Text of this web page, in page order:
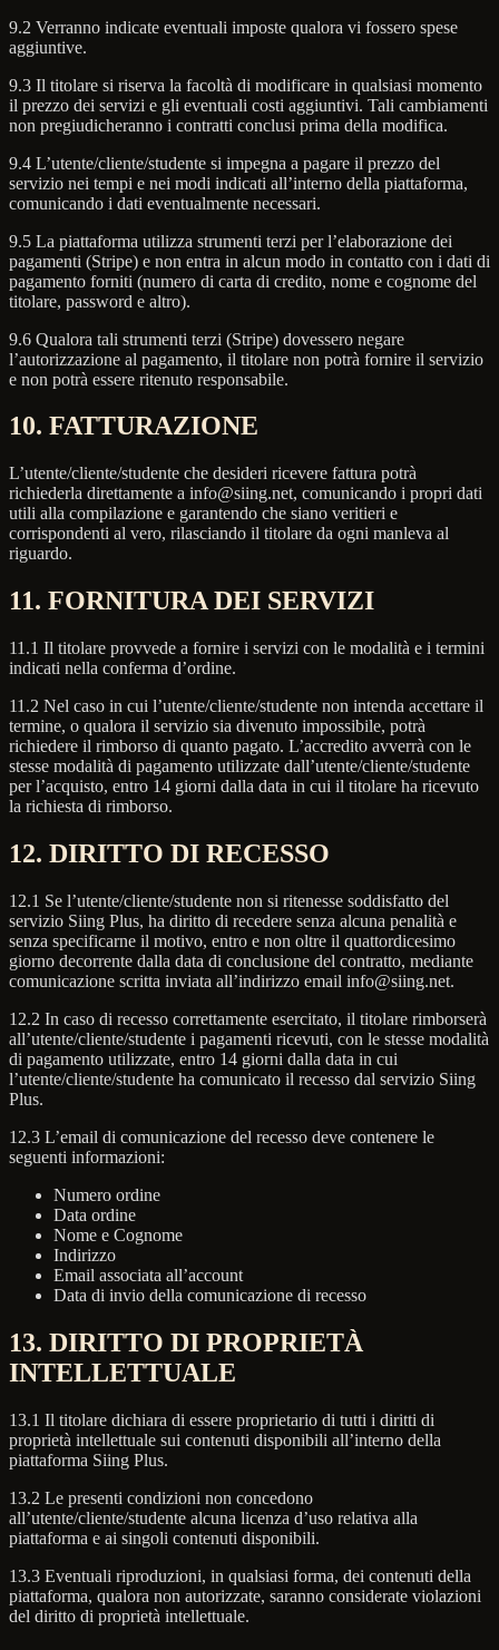
9.2 Verranno indicate eventuali imposte qualora vi fossero spese
aggiuntive.
9.3 Il titolare si riserva la facoltà di modificare in qualsiasi momento
il prezzo dei servizi e gli eventuali costi aggiuntivi. Tali cambiamenti
non pregiudicheranno i contratti conclusi prima della modifica.
9.4 L’utente/cliente/studente si impegna a pagare il prezzo del
servizio nei tempi e nei modi indicati all’interno della piattaforma,
comunicando i dati eventualmente necessari.
9.5 La piattaforma utilizza strumenti terzi per l’elaborazione dei
pagamenti (Stripe) e non entra in alcun modo in contatto con i dati di
pagamento forniti (numero di carta di credito, nome e cognome del
titolare, password e altro).
9.6 Qualora tali strumenti terzi (Stripe) dovessero negare
l’autorizzazione al pagamento, il titolare non potrà fornire il servizio
e non potrà essere ritenuto responsabile.
10. FATTURAZIONE
L’utente/cliente/studente che desideri ricevere fattura potrà
richiederla direttamente a info@siing.net, comunicando i propri dati
utili alla compilazione e garantendo che siano veritieri e
corrispondenti al vero, rilasciando il titolare da ogni manleva al
riguardo.
11. FORNITURA DEI SERVIZI
11.1 Il titolare provvede a fornire i servizi con le modalità e i termini
indicati nella conferma d’ordine.
11.2 Nel caso in cui l’utente/cliente/studente non intenda accettare il
termine, o qualora il servizio sia divenuto impossibile, potrà
richiedere il rimborso di quanto pagato. L’accredito avverrà con le
stesse modalità di pagamento utilizzate dall’utente/cliente/studente
per l’acquisto, entro 14 giorni dalla data in cui il titolare ha ricevuto
la richiesta di rimborso.
12. DIRITTO DI RECESSO
12.1 Se l’utente/cliente/studente non si ritenesse soddisfatto del
servizio Siing Plus, ha diritto di recedere senza alcuna penalità e
senza specificarne il motivo, entro e non oltre il quattordicesimo
giorno decorrente dalla data di conclusione del contratto, mediante
comunicazione scritta inviata all’indirizzo email info@siing.net.
12.2 In caso di recesso correttamente esercitato, il titolare rimborserà
all’utente/cliente/studente i pagamenti ricevuti, con le stesse modalità
di pagamento utilizzate, entro 14 giorni dalla data in cui
l’utente/cliente/studente ha comunicato il recesso dal servizio Siing
Plus.
12.3 L’email di comunicazione del recesso deve contenere le
seguenti informazioni:
Numero ordine
Data ordine
Nome e Cognome
Indirizzo
Email associata all’account
Data di invio della comunicazione di recesso
13. DIRITTO DI PROPRIETÀ
INTELLETTUALE
13.1 Il titolare dichiara di essere proprietario di tutti i diritti di
proprietà intellettuale sui contenuti disponibili all’interno della
piattaforma Siing Plus.
13.2 Le presenti condizioni non concedono
all’utente/cliente/studente alcuna licenza d’uso relativa alla
piattaforma e ai singoli contenuti disponibili.
13.3 Eventuali riproduzioni, in qualsiasi forma, dei contenuti della
piattaforma, qualora non autorizzate, saranno considerate violazioni
del diritto di proprietà intellettuale.